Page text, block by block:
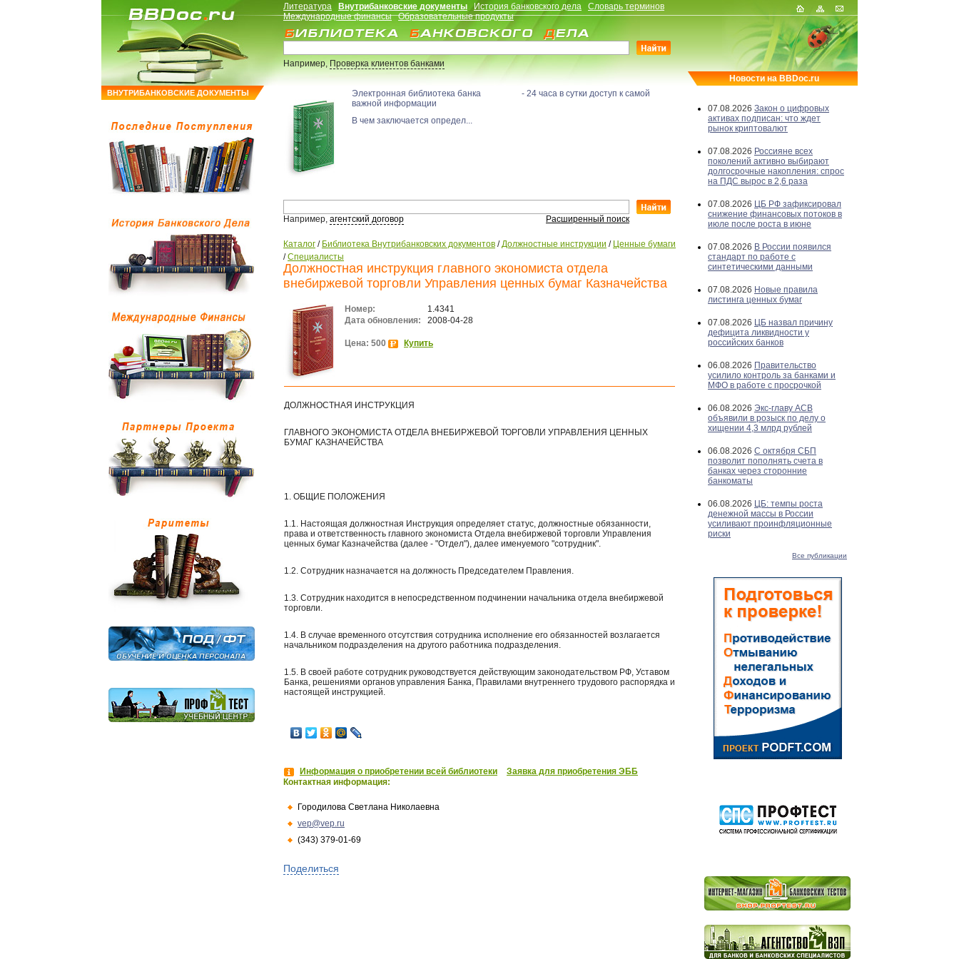
ВНУТРИБАНКОВСКИЕ ДОКУМЕНТЫ
Литература Внутрибанковские документы История банковского дела
Словарь терминов
Международные финансы
Образовательные продукты
Например,Проверка клиентов банками
Электронная библиотека банка - 24 часа в сутки доступ к самой
важной информации
В чем заключается определ...
Например, агентский договор Расширенный поиск
Каталог / Библиотека Внутрибанковских документов /Должностные инструкции / Ценные бумаги
/Специалисты
Должностная инструкция главного экономиста отдела
внебиржевой торговли Управления ценных бумаг Казначейства
Номер:
1.4341
Дата обновления:
2008-04-28
Цена: 500 Купить
ДОЛЖНОСТНАЯ ИНСТРУКЦИЯ
ГЛАВНОГО ЭКОНОМИСТА ОТДЕЛА ВНЕБИРЖЕВОЙ ТОРГОВЛИ УПРАВЛЕНИЯ ЦЕННЫХ
БУМАГ КАЗНАЧЕЙСТВА
1. ОБЩИЕ ПОЛОЖЕНИЯ
1.1. Настоящая должностная Инструкция определяет статус, должностные обязанности,
права и ответственность главного экономиста Отдела внебиржевой торговли Управления
ценных бумаг Казначейства (далее - "Отдел"), далее именуемого "сотрудник".
1.2. Сотрудник назначается на должность Председателем Правления.
1.3. Сотрудник находится в непосредственном подчинении начальника отдела внебиржевой
торговли.
1.4. В случае временного отсутствия сотрудника исполнение его обязанностей возлагается
начальником подразделения на другого работника подразделения.
1.5. В своей работе сотрудник руководствуется действующим законодательством РФ, Уставом
Банка, решениями органов управления Банка, Правилами внутреннего трудового распорядка и
настоящей инструкцией.
Информация о приобретении всей библиотеки
Заявка для приобретения ЭББ
Контактная информация:
Городилова Светлана Николаевна
vep@vep.ru
(343) 379-01-69
Поделиться
Новости на BBDoc.ru
07.08.2026 Закон о цифровых
активах подписан: что ждет
рынок криптовалют
07.08.2026 Россияне всех
поколений активно выбирают
долгосрочные накопления: спрос
на ПДС вырос в 2,6 раза
07.08.2026 ЦБ РФ зафиксировал
снижение финансовых потоков в
июле после роста в июне
07.08.2026 В России появился
стандарт по работе с
синтетическими данными
07.08.2026 Новые правила
листинга ценных бумаг
07.08.2026 ЦБ назвал причину
дефицита ликвидности у
российских банков
06.08.2026 Правительство
усилило контроль за банками и
МФО в работе с просрочкой
06.08.2026 Экс-главу АСВ
объявили в розыск по делу о
хищении 4,3 млрд рублей
06.08.2026 С октября СБП
позволит пополнять счета в
банках через сторонние
банкоматы
06.08.2026 ЦБ: темпы роста
денежной массы в России
усиливают проинфляционные
риски
Все публикации